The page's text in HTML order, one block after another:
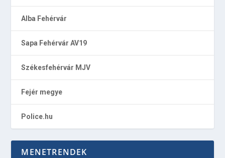
Alba Fehérvár
Sapa Fehérvár AV19
Székesfehérvár MJV
Fejér megye
Police.hu
MENETRENDEK